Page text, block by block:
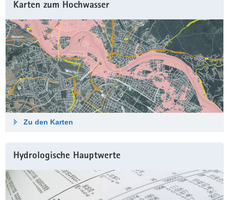
Karten zum Hochwasser
Zu den Karten
Hydrologische Haupt­werte